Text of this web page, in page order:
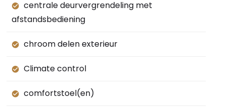
centrale deurvergrendeling met
afstandsbediening
chroom delen exterieur
Climate control
comfortstoel(en)